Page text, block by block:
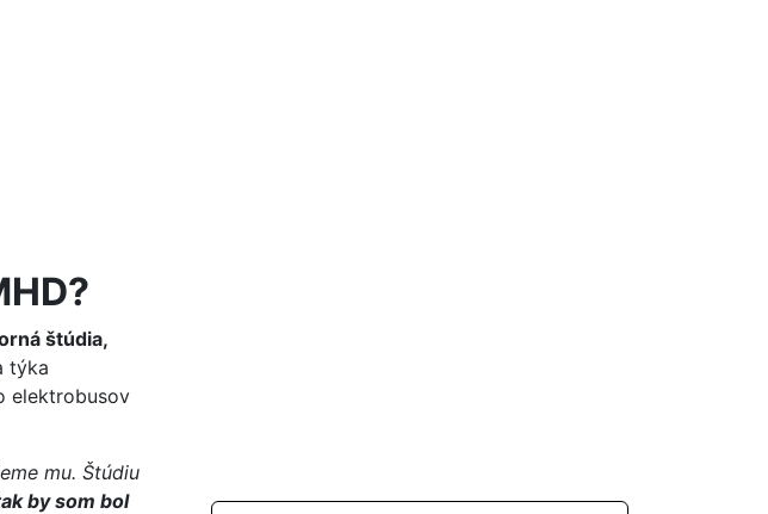
štúdia,
týka
elektrobusov
mu. Štúdiu
by som bol